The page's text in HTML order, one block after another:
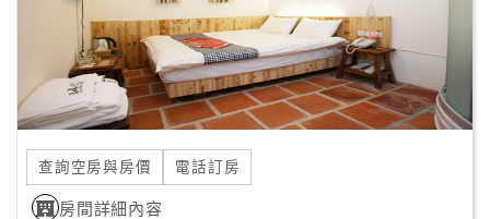
紅
利
查
詢
查詢空房與房價 電話訂房
房間詳細內容